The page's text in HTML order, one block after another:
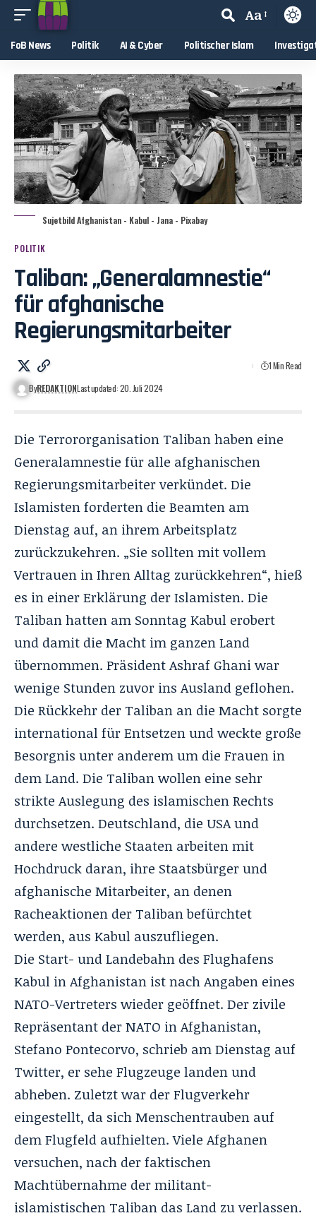
Aa
FoB News Politik AI & Cyber Politischer Islam
Sujetbild Afghanistan - Kabul - Jana - Pixabay
POLITIK
Taliban: „Generalamnestie“
für afghanische
Regierungsmitarbeiter
ByREDAKTIONLast updated: 20. Juli 2024
1 Min Read
Die Terrororganisation Taliban haben eine
Generalamnestie für alle afghanischen
Regierungsmitarbeiter verkündet. Die
Islamisten forderten die Beamten am
Dienstag auf, an ihrem Arbeitsplatz
zurückzukehren. „Sie sollten mit vollem
Vertrauen in Ihren Alltag zurückkehren“, hieß
es in einer Erklärung der Islamisten. Die
Taliban hatten am Sonntag Kabul erobert
und damit die Macht im ganzen Land
übernommen. Präsident Ashraf Ghani war
wenige Stunden zuvor ins Ausland geflohen.
Die Rückkehr der Taliban an die Macht sorgte
international für Entsetzen und weckte große
Besorgnis unter anderem um die Frauen in
dem Land. Die Taliban wollen eine sehr
strikte Auslegung des islamischen Rechts
durchsetzen. Deutschland, die USA und
andere westliche Staaten arbeiten mit
Hochdruck daran, ihre Staatsbürger und
afghanische Mitarbeiter, an denen
Racheaktionen der Taliban befürchtet
werden, aus Kabul auszufliegen.
Die Start- und Landebahn des Flughafens
Kabul in Afghanistan ist nach Angaben eines
NATO-Vertreters wieder geöffnet. Der zivile
Repräsentant der NATO in Afghanistan,
Stefano Pontecorvo, schrieb am Dienstag auf
Twitter, er sehe Flugzeuge landen und
abheben. Zuletzt war der Flugverkehr
eingestellt, da sich Menschentrauben auf
dem Flugfeld aufhielten. Viele Afghanen
versuchen, nach der faktischen
Machtübernahme der militant-
islamistischen Taliban das Land zu verlassen.